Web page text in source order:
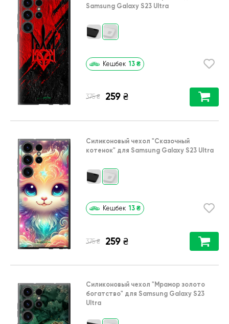
Samsung Galaxy S23 Ultra
Кешбек 13 ₴
375 ₴ 259 ₴
Силиконовый чехол "Сказочный
котенок" для Samsung Galaxy S23 Ultra
Кешбек 13 ₴
375 ₴ 259 ₴
Силиконовый чехол "Мрамор золото
богатство" для Samsung Galaxy S23
Ultra